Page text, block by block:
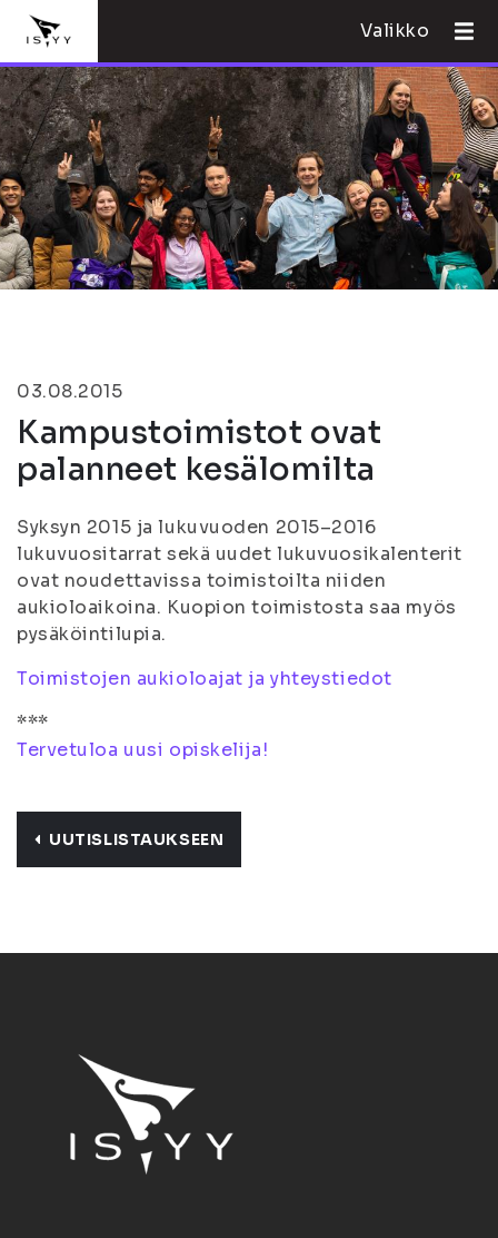
Valikko
03.08.2015
Kampustoimistot ovat
palanneet kesälomilta
Syksyn 2015 ja lukuvuoden 2015–2016
lukuvuositarrat sekä uudet lukuvuosikalenterit
ovat noudettavissa toimistoilta niiden
aukioloaikoina. Kuopion toimistosta saa myös
pysäköintilupia.
Toimistojen aukioloajat ja yhteystiedot
***
Tervetuloa uusi opiskelija!
UUTISLISTAUKSEEN